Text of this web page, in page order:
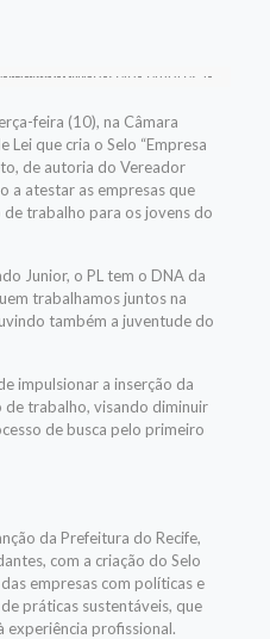
feira (10), na Câmara
Lei que cria o Selo “Empresa
de autoria do Vereador
a atestar as empresas que
de trabalho para os jovens do
Junior, o PL tem o DNA da
trabalhamos juntos na
também a juventude do
impulsionar a inserção da
de trabalho, visando diminuir
de busca pelo primeiro
da Prefeitura do Recife,
com a criação do Selo
empresas com políticas e
práticas sustentáveis, que
experiência profissional.